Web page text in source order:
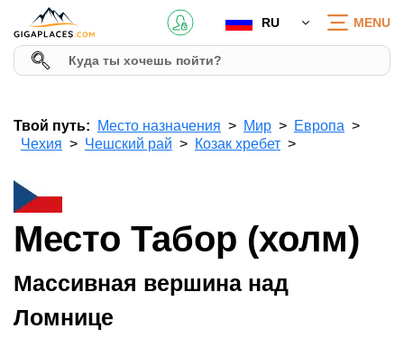
RU MENU
Твой путь: Место назначения Мир
Европа
Чехия
Чешский рай Козак хребет
Место Табор (холм)
Массивная вершина над
Ломнице